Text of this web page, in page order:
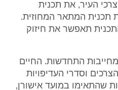
העיר, את תכנית
המתאר המחוזית.
תאפשר את חיזוק
מחייבות התחדשות. החיים
וסדרי העדיפויות
שהתאימו במועד אישורן,